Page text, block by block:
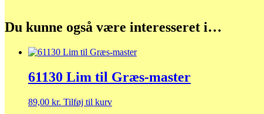
Du kunne også være interesseret i…
61130 Lim til Græs-master
89,00 kr. Tilføj til kurv